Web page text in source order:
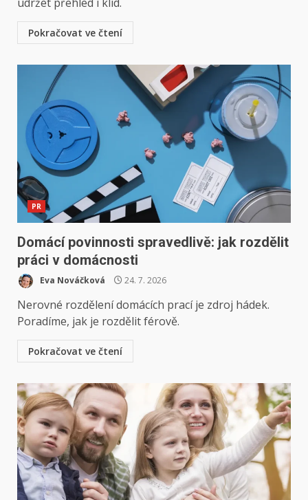
Pokračovat ve čtení
PR
Domácí povinnosti spravedlivě: jak rozdělit
práci v domácnosti
Eva Nováčková 24. 7. 2026
Nerovné rozdělení domácích prací je zdroj hádek.
Poradíme, jak je rozdělit férově.
Pokračovat ve čtení